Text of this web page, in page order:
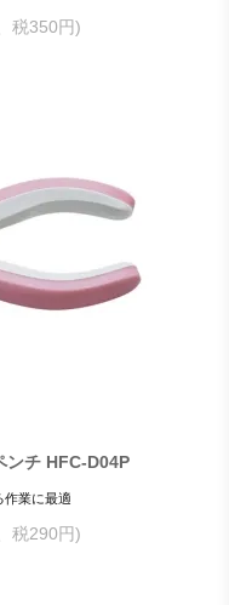
税350円)
ンチ HFC-D04P
作業に最適
税290円)